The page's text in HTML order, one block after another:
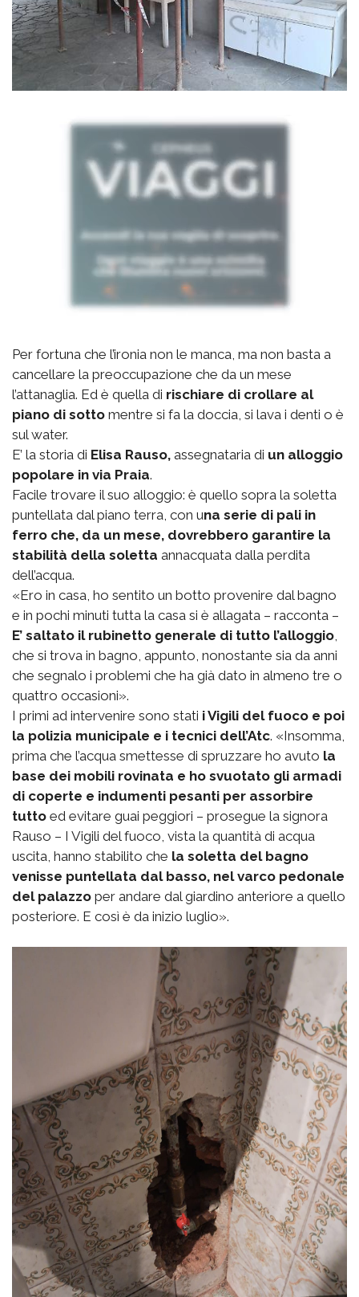
Per fortuna che l’ironia non le manca, ma non basta a
cancellare la preoccupazione che da un mese
l’attanaglia. Ed è quella di rischiare di crollare al
piano di sotto mentre si fa la doccia, si lava i denti o è
sul water.
E’ la storia di Elisa Rauso, assegnataria di un alloggio
popolare in via Praia.
Facile trovare il suo alloggio: è quello sopra la soletta
puntellata dal piano terra, con una serie di pali in
ferro che, da un mese, dovrebbero garantire la
stabilità della soletta annacquata dalla perdita
dell’acqua.
«Ero in casa, ho sentito un botto provenire dal bagno
e in pochi minuti tutta la casa si è allagata – racconta –
E’ saltato il rubinetto generale di tutto l’alloggio
che si trova in bagno, appunto, nonostante sia da anni
che segnalo i problemi che ha già dato in almeno tre o
quattro occasioni».
I primi ad intervenire sono stati i Vigili del fuoco e poi
la polizia municipale e i tecnici dell’Atc. «Insomma,
prima che l’acqua smettesse di spruzzare ho avuto la
base dei mobili rovinata e ho svuotato gli armadi
di coperte e indumenti pesanti per assorbire
tutto ed evitare guai peggiori – prosegue la signora
Rauso – I Vigili del fuoco, vista la quantità di acqua
uscita, hanno stabilito che la soletta del bagno
venisse puntellata dal basso, nel varco pedonale
del palazzo per andare dal giardino anteriore a quello
posteriore. E così è da inizio luglio».